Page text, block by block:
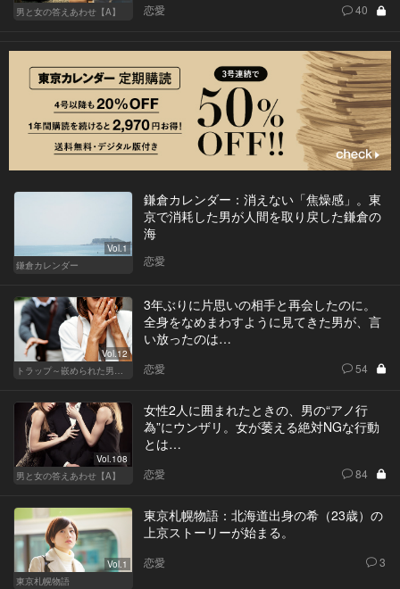
男と女の答えあわせ【A】
恋愛 40
Vol.1
鎌倉カレンダー
鎌倉カレンダー：消えない「焦燥感」。東
京で消耗した男が人間を取り戻した鎌倉の
海
恋愛
Vol.12
トラップ～嵌められた男と女～
3年ぶりに片思いの相手と再会したのに。
全身をなめまわすように見てきた男が、言
い放ったのは…
恋愛 54
Vol.108
男と女の答えあわせ【A】
女性2人に囲まれたときの、男の“アノ行
為”にウンザリ。女が萎える絶対NGな行動
とは…
恋愛 84
Vol.1
東京札幌物語
東京札幌物語：北海道出身の希（23歳）の
上京ストーリーが始まる。
恋愛 3